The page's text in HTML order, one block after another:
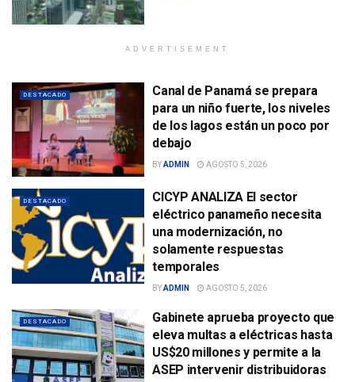
ADVERTISEMENT
DESTACADO
Canal de Panamá se prepara
para un niño fuerte, los niveles
de los lagos están un poco por
debajo
BYADMIN AGOSTO 5, 2026
DESTACADO
CICYP ANALIZA El sector
eléctrico panameño necesita
una modernización, no
solamente respuestas
temporales
BYADMIN AGOSTO 5, 2026
DESTACADO
Gabinete aprueba proyecto que
eleva multas a eléctricas hasta
US$20 millones y permite a la
ASEP intervenir distribuidoras